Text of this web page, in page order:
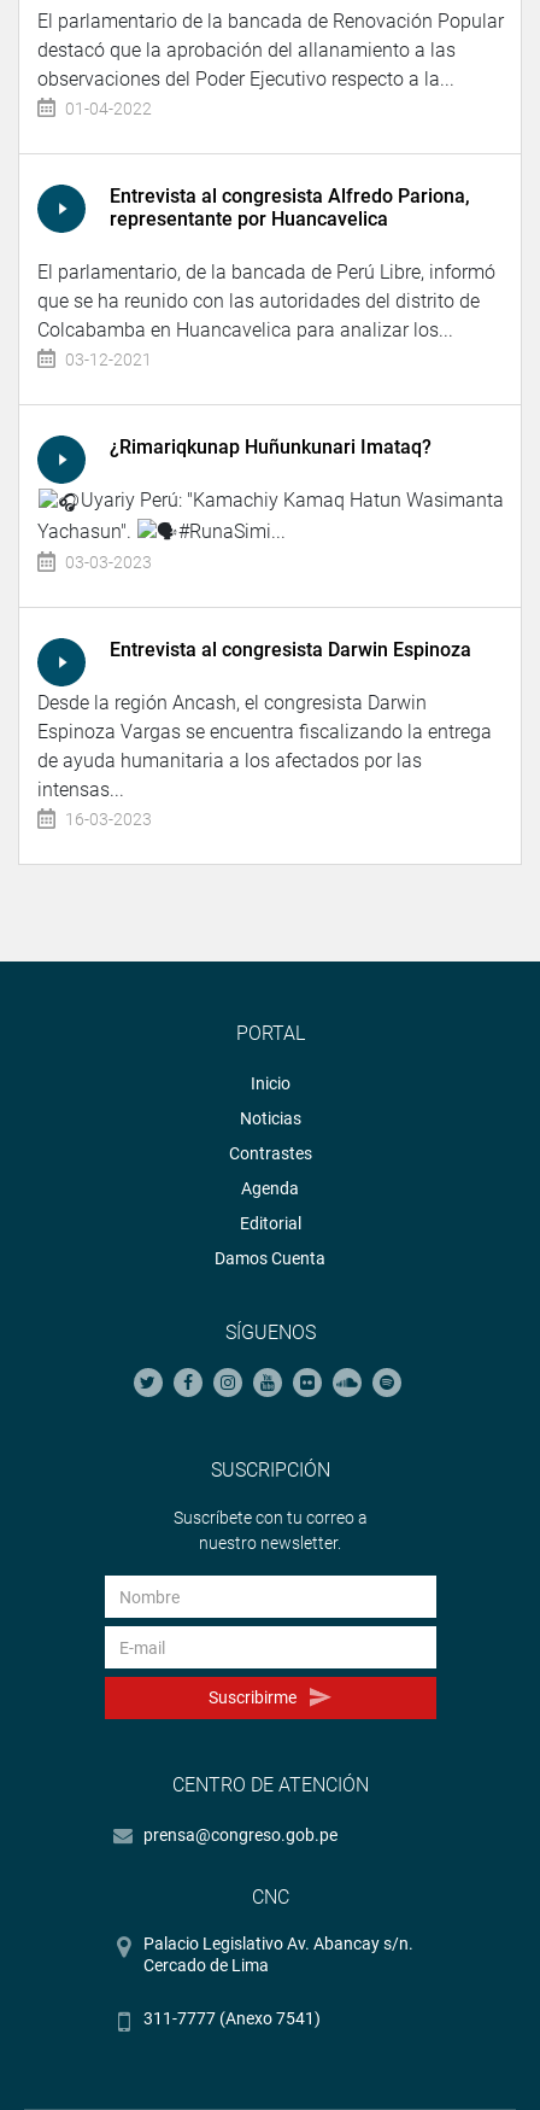
El parlamentario de la bancada de Renovación Popular
destacó que la aprobación del allanamiento a las
observaciones del Poder Ejecutivo respecto a la...
01-04-2022
Entrevista al congresista Alfredo Pariona,
representante por Huancavelica
El parlamentario, de la bancada de Perú Libre, informó
que se ha reunido con las autoridades del distrito de
Colcabamba en Huancavelica para analizar los...
03-12-2021
¿Rimariqkunap Huñunkunari Imataq?
Uyariy Perú: "Kamachiy Kamaq Hatun Wasimanta
Yachasun".
#RunaSimi...
03-03-2023
Entrevista al congresista Darwin Espinoza
Desde la región Ancash, el congresista Darwin
Espinoza Vargas se encuentra fiscalizando la entrega
de ayuda humanitaria a los afectados por las
intensas...
16-03-2023
PORTAL
Inicio
Noticias
Contrastes
Agenda
Editorial
Damos Cuenta
SÍGUENOS
SUSCRIPCIÓN
Suscríbete con tu correo a
nuestro newsletter.
Suscribirme
CENTRO DE ATENCIÓN
prensa@congreso.gob.pe
CNC
Palacio Legislativo Av. Abancay s/n.
Cercado de Lima
311-7777 (Anexo 7541)